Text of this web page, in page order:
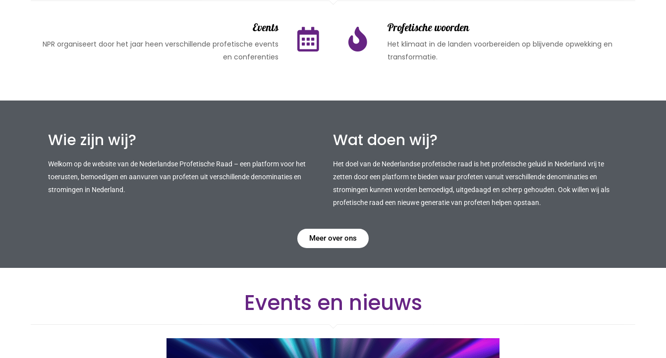
Events
NPR organiseert door het jaar heen verschillende profetische events
en conferenties
Profetische woorden
Het klimaat in de landen voorbereiden op blijvende opwekking en
transformatie.
Wie zijn wij?
Welkom op de website van de Nederlandse Profetische Raad – een platform voor het
toerusten, bemoedigen en aanvuren van profeten uit verschillende denominaties en
stromingen in Nederland.
Wat doen wij?
Het doel van de Nederlandse profetische raad is het profetische geluid in Nederland vrij te
zetten door een platform te bieden waar profeten vanuit verschillende denominaties en
stromingen kunnen worden bemoedigd, uitgedaagd en scherp gehouden. Ook willen wij als
profetische raad een nieuwe generatie van profeten helpen opstaan.
Meer over ons
Events en nieuws